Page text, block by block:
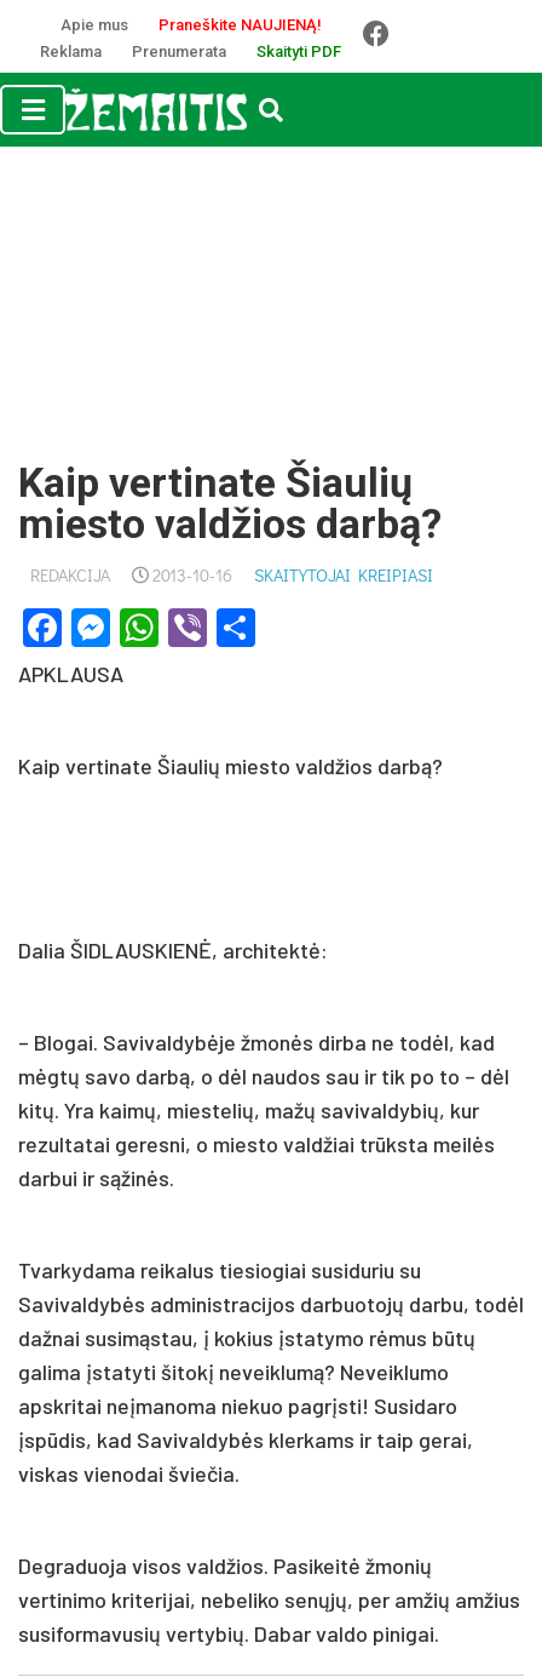
Apie mus
Praneškite NAUJIENĄ!
Reklama
Prenumerata Skaityti PDF
Kaip ver­ti­na­te Šiau­lių
mies­to val­džios dar­bą?
REDAKCIJA 2013-10-16 SKAITYTOJAI KREIPIASI
Facebook
Messenger
WhatsApp
Viber
APKLAUSA
Kaip vertinate Šiaulių miesto valdžios darbą?
Dalia ŠIDLAUSKIENĖ, architektė:
– Blogai. Savivaldybėje žmonės dirba ne todėl, kad
mėgtų savo darbą, o dėl naudos sau ir tik po to – dėl
kitų. Yra kaimų, miestelių, mažų savivaldybių, kur
rezultatai geresni, o miesto valdžiai trūksta meilės
darbui ir sąžinės.
Tvarkydama reikalus tiesiogiai susiduriu su
Savivaldybės administracijos darbuotojų darbu, todėl
dažnai susimąstau, į kokius įstatymo rėmus būtų
galima įstatyti šitokį neveiklumą? Neveiklumo
apskritai neįmanoma niekuo pagrįsti! Susidaro
įspūdis, kad Savivaldybės klerkams ir taip gerai,
viskas vienodai šviečia.
Degraduoja visos valdžios. Pasikeitė žmonių
vertinimo kriterijai, nebeliko senųjų, per amžių amžius
susiformavusių vertybių. Dabar valdo pinigai.